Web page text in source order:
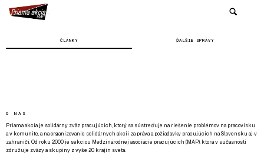
ČLÁNKY ĎALŠIE SPRÁVY
O NÁS
Priama akcia je solidárny zväz pracujúcich, ktorý sa sústreďuje na riešenie problémov na pracovisku
a v komunite, a na organizovanie solidárnych akcií za práva a požiadavky pracujúcich na Slovensku aj v
zahraničí. Od roku 2000 je sekciou Medzinárodnej asociácie pracujúcich (MAP), ktorá v súčasnosti
združuje zväzy a skupiny z vyše 20 krajín sveta.